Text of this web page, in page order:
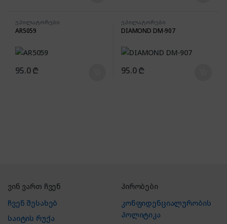
ეპილატორები
AR5059
95.0₾
ეპილატორები
DIAMOND DM-907
95.0₾
ვინ ვართ ჩვენ
ჩვენ შესახებ
საიტის რუქა
პირობები
კონფიდენციალურობის
პოლიტიკა